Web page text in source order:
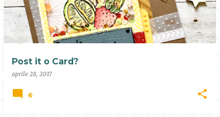
Post it o Card?
aprile 28, 2017
6